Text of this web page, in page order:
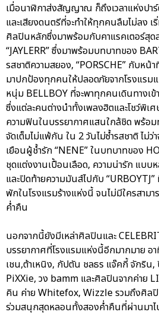
เมื่อนาฬิกาส่งสัญญาณ ก็ถึงเวลาแห่งปา
และเสียงดนตรีที่จะทำให้ทุกคนลืมไม่ลง
ศิลปินหลักซึ่งมาพร้อมกับคาแรคเตอร์สุด
“JAYLERR” ซึ่งมาพร้อมบทบาทของ
รสชาติความสยอง, “PORSCHE” กับหน้
มาปกป้องทุกคนให้ปลอดภัยจากโรงแรมแ
หนุ่ม BELLBOY ที่จะพาทุกคนเดินทางเ
ซึ่งแต่ละคนต่างนำทั้งเพลงฮิตและโชว์พิเ
ความฟินในบรรยากาศแสนใกล้ชิด พร้
จัดเต็มไม่แพ้กัน ใน 2 วันไม่ซ้ำรสชาติ ไม่ว่
เยือนผู้ช้ำรัก “NENE” ในบทบาทของ
ชุดแต่งงานเปื้อนเลือด, ความน่ารัก แบบ
และปิดท้ายความมันส์ไปกับ “URBOYTJ”
พักในโรงแรมร้างแห่งนี้ จนไม่มีใครสาม
ค่ำคืน
นอกจากนี้ยังมีเหล่าศิลปินและ
บรรยากาศที่โรงแรมแห่งนี้อีกมากมาย อ
เชน,ต้าเหนิง, กัปตัน ชลธร แจ๊คกี้ จักริ
PiXXie, วง bamm และศิลปินจากค่า
คิน ค่าย Whitefox, Wizzle รวมถึงศิล
ร่วมสนุกสุดหลอนทั้งสองค่ำคืนที่ผ่านมา